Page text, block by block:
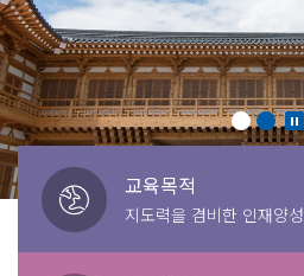
교육목적
지도력을 겸비한 인재양성